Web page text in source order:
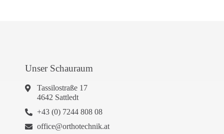
Unser Schauraum
Tassilostraße 17
4642 Sattledt
+43 (0) 7244 808 08
office@orthotechnik.at